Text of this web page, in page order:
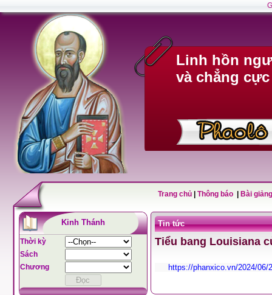
Linh hồn
và chẳng
Trang chủ Thông báo Bài
Kinh Thánh
Thời kỳ
Sách
Chương
Tin tức
Tiểu bang Louisiana
https://phanxico.vn/2024/06/